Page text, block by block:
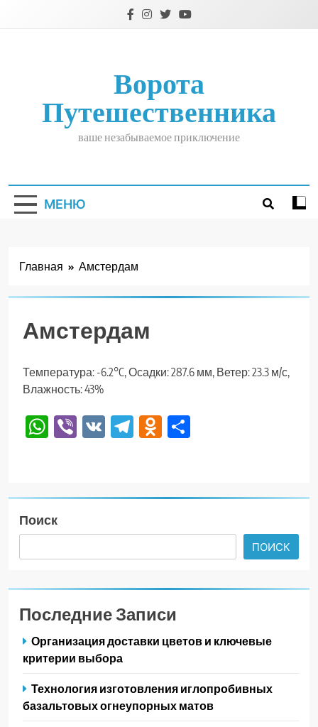
Ворота
Путешественника
ваше незабываемое приключение
МЕНЮ
Главная Амстердам
Амстердам
Температура: -6.2°C, Осадки: 287.6 мм, Ветер: 23.3 м/с,
Влажность: 43%
WhatsApp
Viber
VK TelegramOdnoklassniki
Поиск
ПОИСК
Последние Записи
Организация доставки цветов и ключевые
критерии выбора
Технология изготовления иглопробивных
базальтовых огнеупорных матов